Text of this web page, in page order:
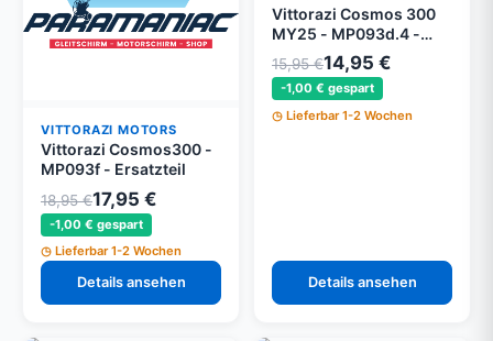
VITTORAZI MOTORS
Vittorazi Cosmos300 -
MP093f - Ersatzteil
18,95 €17,95 €
-1,00 € gespart
Lieferbar 1-2 Wochen
Details ansehen
Vittorazi Cosmos 300
MY25 - MP093d.4 -
Schnappverschluss-
Buchse Ø 16 mm, Grau
(Set von 4)
15,95 €14,95 €
-1,00 € gespart
Lieferbar 1-2 Wochen
Details ansehen